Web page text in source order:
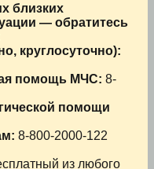
близких
— обратитесь
круглосуточно):
помощь МЧС: 8-
помощи
8-800-2000-122
из любого